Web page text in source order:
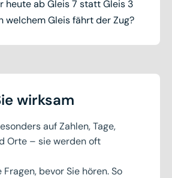
heute ab Gleis 7 statt Gleis 3
welchem Gleis fährt der Zug?
wirksam
auf Zahlen, Tage,
Orte – sie werden oft
Fragen, bevor Sie hören. So